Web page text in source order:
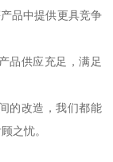
品中提供更具竞争
品供应充足，满足
的改造，我们都能
之忧。